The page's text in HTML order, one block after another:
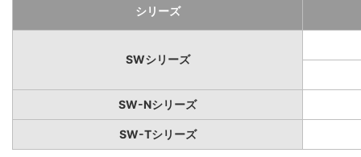
シリーズ
SWシリーズ
SW-Nシリーズ
SW-Tシリーズ